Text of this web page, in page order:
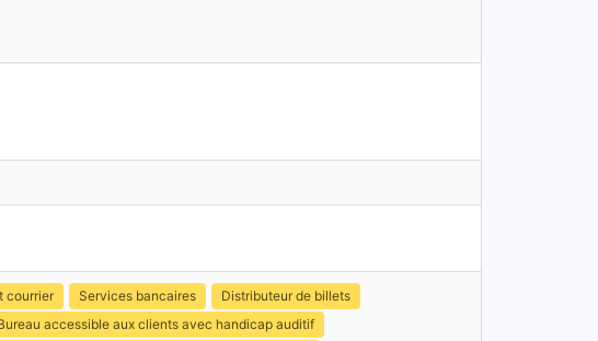
courrier Services bancaires
Distributeur de billets
accessible aux clients avec handicap auditif